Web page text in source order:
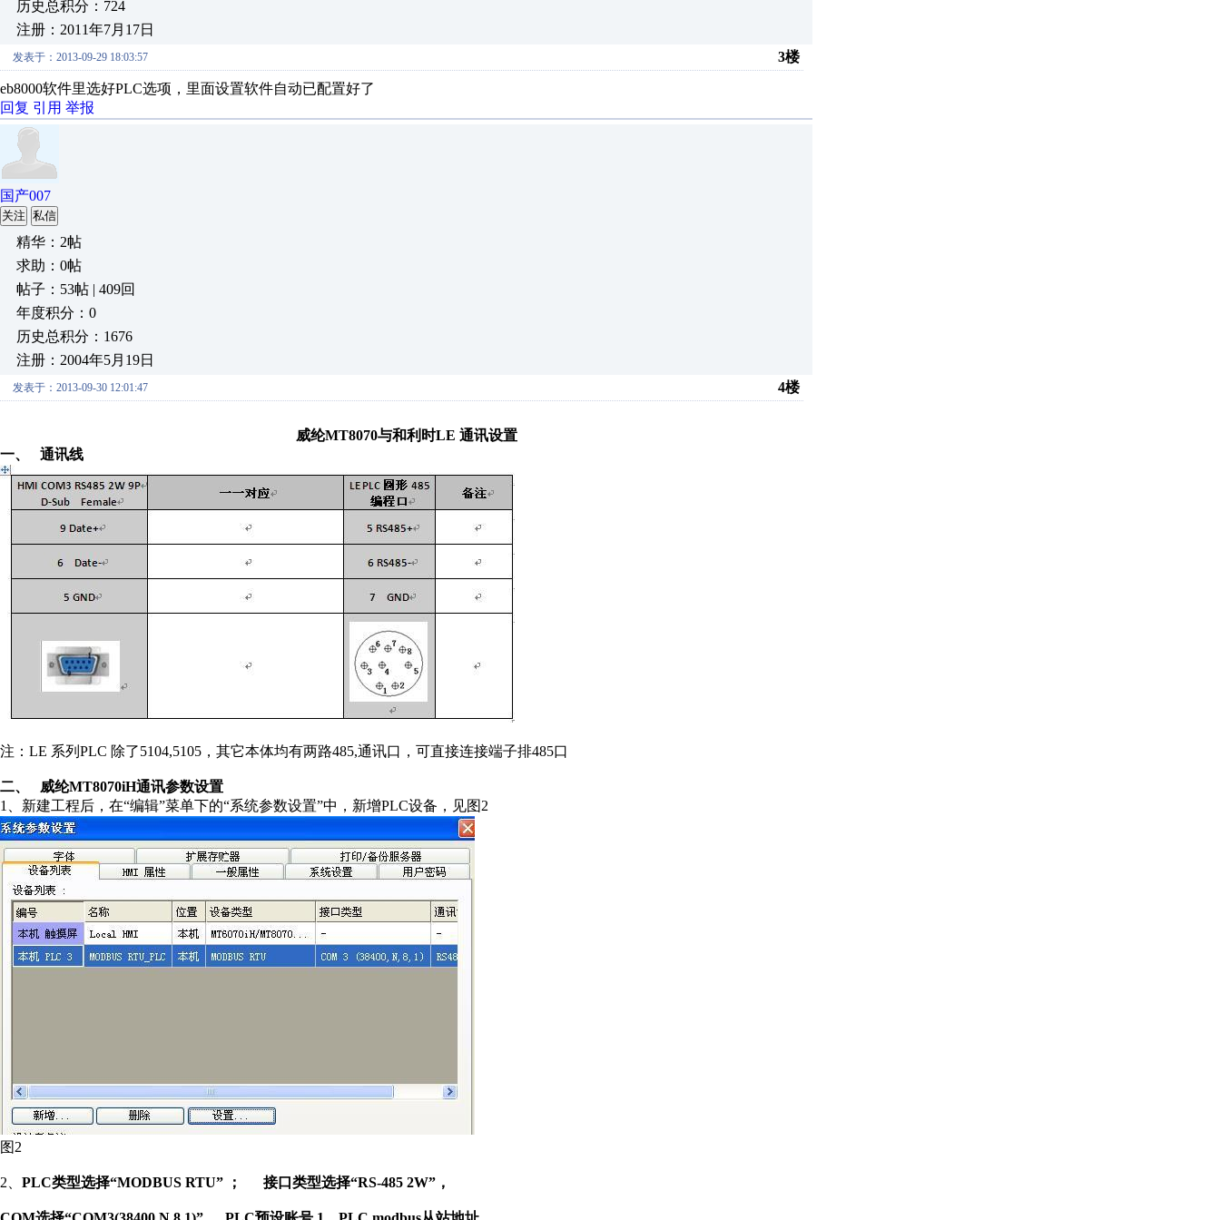
历史总积分：724
注册：2011年7月17日
发表于：2013-09-29 18:03:57 3楼
eb8000软件里选好PLC选项，里面设置软件自动已配置好了
回复 引用 举报
国产007
关注 私信
精华：2帖
求助：0帖
帖子：53帖 | 409回
年度积分：0
历史总积分：1676
注册：2004年5月19日
发表于：2013-09-30 12:01:47 4楼
威纶MT8070与和利时LE 通讯设置
一、 通讯线
注：LE 系列PLC 除了5104,5105，其它本体均有两路485,通讯口，可直接连接端子排485口
二、 威纶MT8070iH通讯参数设置
1、新建工程后，在“编辑”菜单下的“系统参数设置”中，新增PLC设备，见图2
图2
2、 PLC类型选择“MODBUS RTU” ； 接口类型选择“RS-485 2W”，